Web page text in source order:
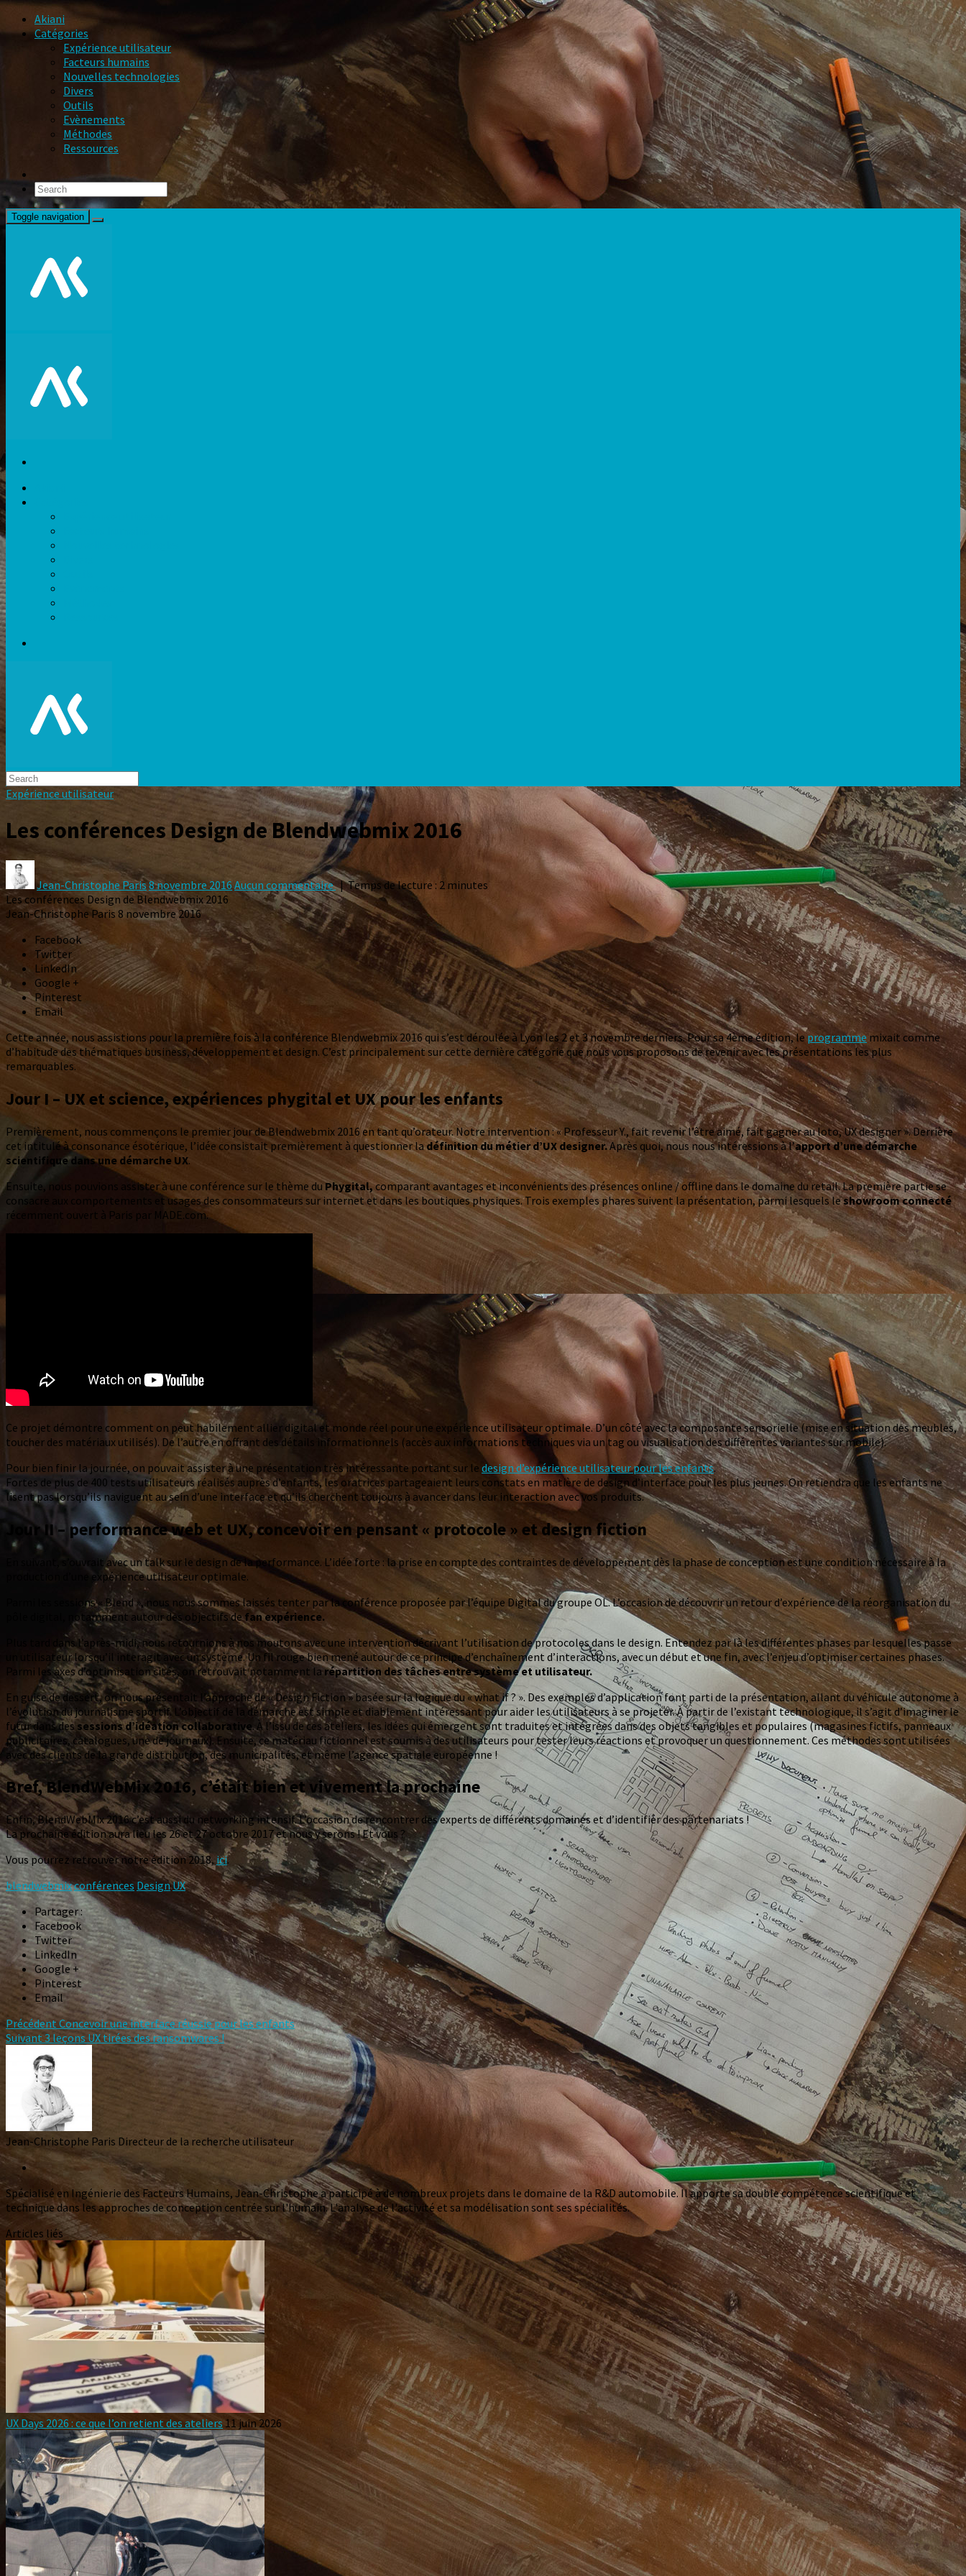
Akiani
Catégories
Expérience utilisateur
Facteurs humains
Nouvelles technologies
Divers
Outils
Evènements
Méthodes
Ressources
Toggle navigation
Expérience utilisateur
Les conférences Design de Blendwebmix 2016
Jean-Christophe Paris8 novembre 2016Aucun commentaire| Temps de lecture : 2 minutes
Les conférences Design de Blendwebmix 2016
Jean-Christophe Paris 8 novembre 2016
Facebook
Twitter
LinkedIn
Google +
Pinterest
Email
Cette année, nous assistions pour la première fois à la conférence Blendwebmix 2016 qui s’est déroulée à Lyon les 2 et 3 novembre derniers. Pour sa 4ème édition, leprogramme mixait comme
d’habitude des thématiques business, développement et design. C’est principalement sur cette dernière catégorie que nous vous proposons de revenir avec les présentations les plus
remarquables.
Jour I – UX et science, expériences phygital et UX pour les enfants
Premièrement, nous commençons le premier jour de Blendwebmix 2016 en tant qu’orateur. Notre intervention : « Professeur Y., fait revenir l’être aimé, fait gagner au loto, UX designer ». Derrière
cet intitulé à consonance ésotérique, l’idée consistait premièrement à questionner ladéfinition du métier d’UX designer.Après quoi, nous nous intéressions à l’apport d’une démarche
scientifique dans une démarche UX.
Ensuite, nous pouvions assister à une conférence sur le thème duPhygital,comparant avantages et inconvénients des présences online / offline dans le domaine du retail. La première partie se
consacre aux comportements et usages des consommateurs sur internet et dans les boutiques physiques. Trois exemples phares suivent la présentation, parmi lesquels leshowroom connecté
récemment ouvert à Paris par MADE.com.
Ce projet démontre comment on peut habilement allier digital et monde réel pour une expérience utilisateur optimale. D’un côté avec la composante sensorielle (mise en situation des meubles,
toucher des matériaux utilisés). De l’autre en offrant des détails informationnels (accès aux informations techniques via un tag ou visualisation des différentes variantes sur mobile).
Pour bien finir la journée, on pouvait assister à une présentation très intéressante portant sur le design d’expérience utilisateur pour les enfants.
Fortes de plus de 400 tests utilisateurs réalisés auprès d’enfants, les oratrices partageaient leurs constats en matière de design d’interface pour les plus jeunes. On retiendra que les enfants ne
lisent pas lorsqu’ils naviguent au sein d’une interface et qu’ils cherchent toujours à avancer dans leur interaction avec vos produits.
Jour II – performance web et UX, concevoir en pensant « protocole » et design fiction
En suivant, s’ouvrait avec un talk sur le design de la performance. L’idée forte : la prise en compte des contraintes de développement dès la phase de conception est une condition nécessaire à la
production d’une expérience utilisateur optimale.
Parmi les sessions « Blend », nous nous sommes laissés tenter par la conférence proposée par l’équipe Digital du groupe OL. L’occasion de découvrir un retour d’expérience de la réorganisation du
pôle digital, notamment autour des objectifs defan expérience.
Plus tard dans l’après-midi, nous retournions à nos moutons avec une intervention décrivant l’utilisation de protocoles dans le design. Entendez par là les différentes phases par lesquelles passe
un utilisateur lorsqu’il interagit avec un système. Un fil rouge bien mené autour de ce principe d’enchaînement d’interactions, avec un début et une fin, avec l’enjeu d’optimiser certaines phases.
Parmi les axes d’optimisation cités, on retrouvait notamment larépartition des tâches entre système et utilisateur.
En guise de dessert, on nous présentait l’approche de « Design Fiction » basée sur la logique du « what if ? ». Des exemples d’application font parti de la présentation, allant du véhicule autonome à
l’évolution du journalisme sportif. L’objectif de la démarche est simple et diablement intéressant pour aider les utilisateurs à se projeter. À partir de l’existant technologique, il s’agit d’imaginer le
futur dans des sessions d’idéation collaborative. À l’issu de ces ateliers, les idées qui émergent sont traduites et intégrées dans des objets tangibles et populaires (magasines fictifs, panneaux
publicitaires, catalogues, une de journaux). Ensuite, ce matériau fictionnel est soumis à des utilisateurs pour tester leurs réactions et provoquer un questionnement. Ces méthodes sont utilisées
avec des clients de la grande distribution, des municipalités, et même l’agence spatiale européenne !
Bref, BlendWebMix 2016, c’était bien et vivement la prochaine
Enfin, BlendWebMix 2016 c’est aussi du networking intensif. L’occasion de rencontrer des experts de différents domaines et d’identifier des partenariats !
La prochaine édition aura lieu les 26 et 27 octobre 2017 et nous y serons ! Et vous ?
Vous pourrez retrouver notre édition 2018,ici.
blendwebmixconférences DesignUX
Partager :
Facebook
Twitter
LinkedIn
Google +
Pinterest
Email
PrécédentConcevoir une interface réussie pour les enfants
Suivant3 leçons UX tirées des ransomwares !
Jean-Christophe Paris Directeur de la recherche utilisateur
Spécialisé en Ingénierie des Facteurs Humains, Jean-Christophe a participé à de nombreux projets dans le domaine de la R&D automobile. Il apporte sa double compétence scientifique et
technique dans les approches de conception centrée sur l'humain. L'analyse de l'activité et sa modélisation sont ses spécialités.
Articles liés
UX Days 2026 : ce que l’on retient des ateliers 11 juin 2026